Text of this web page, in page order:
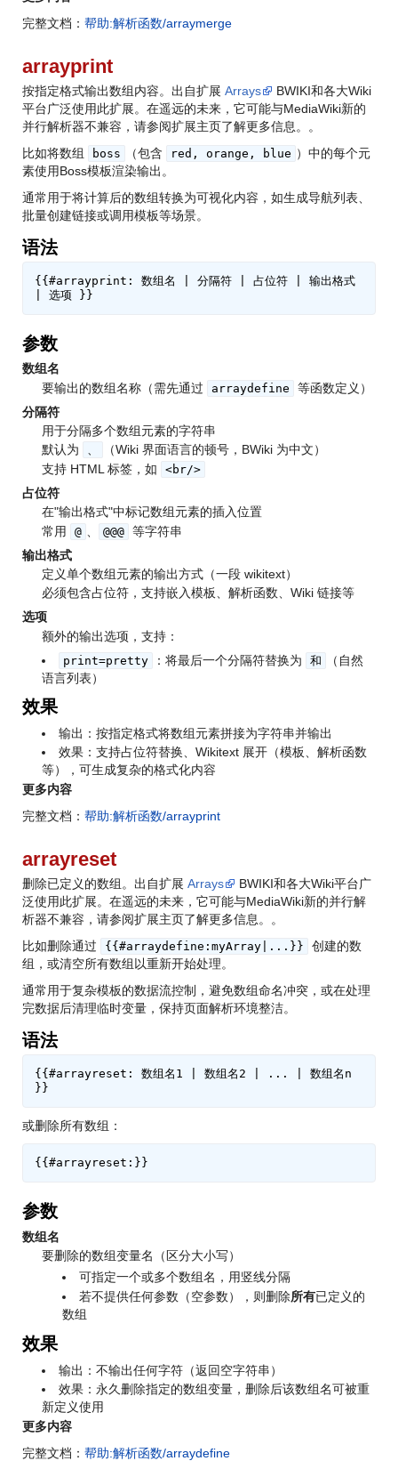
完整文档： 帮助:解析函数/arraymerge
arrayprint
按指定格式输出数组内容。出自扩展 Arrays
BWIKI和各大Wiki
平台广泛使用此扩展。在遥远的未来，它可能与MediaWiki新的
并行解析器不兼容，请参阅扩展主页了解更多信息。
。
比如将数组
boss （包含 red, orange, blue ）中的每个元
素使用Boss模板渲染输出。
通常用于将计算后的数组转换为可视化内容，如生成导航列表、
批量创建链接或调用模板等场景。
语法
{{#arrayprint: 数组名 | 分隔符 | 占位符 | 输出格式
参数
数组名
要输出的数组名称（需先通过
arraydefine
等函数定义）
分隔符
用于分隔多个数组元素的字符串
默认为
、
（Wiki 界面语言的顿号，BWiki 为中文）
支持 HTML 标签，如
<br/>
占位符
在"输出格式"中标记数组元素的插入位置
常用
@ @@@ 等字符串
输出格式
定义单个数组元素的输出方式（一段 wikitext）
必须包含占位符，支持嵌入模板、解析函数、Wiki 链接等
选项
额外的输出选项，支持：
print=pretty ：将最后一个分隔符替换为 和
（自然
语言列表）
效果
输出：按指定格式将数组元素拼接为字符串并输出
效果：支持占位符替换、Wikitext 展开（模板、解析函数
等），可生成复杂的格式化内容
更多内容
完整文档： 帮助:解析函数/arrayprint
arrayreset
删除已定义的数组。出自扩展 Arrays
BWIKI和各大Wiki平台广
泛使用此扩展。在遥远的未来，它可能与MediaWiki新的并行解
析器不兼容，请参阅扩展主页了解更多信息。
。
比如删除通过
{{#arraydefine:myArray|...}}
创建的数
组，或清空所有数组以重新开始处理。
通常用于复杂模板的数据流控制，避免数组命名冲突，或在处理
完数据后清理临时变量，保持页面解析环境整洁。
语法
{{#arrayreset: 数组名1 | 数组名2 | ... | 数组名n
或删除所有数组：
参数
数组名
要删除的数组变量名（区分大小写）
可指定一个或多个数组名，用竖线分隔
若不提供任何参数（空参数），则删除所有已定义的
数组
效果
输出：不输出任何字符（返回空字符串）
效果：永久删除指定的数组变量，删除后该数组名可被重
新定义使用
更多内容
完整文档： 帮助:解析函数/arraydefine